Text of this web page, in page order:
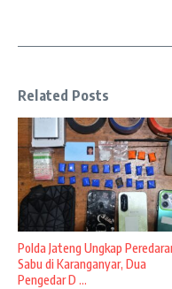
Related Posts
Polda Jateng Ungkap
Sabu di Karanganyar, Dua
Pengedar D ...